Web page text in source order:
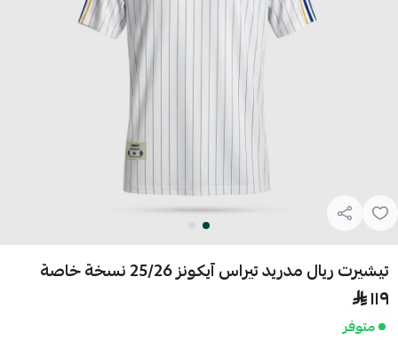
تيشيرت ريال مدريد تيراس آيكونز 25/26 نسخة خاصة
١١٩
متوفر